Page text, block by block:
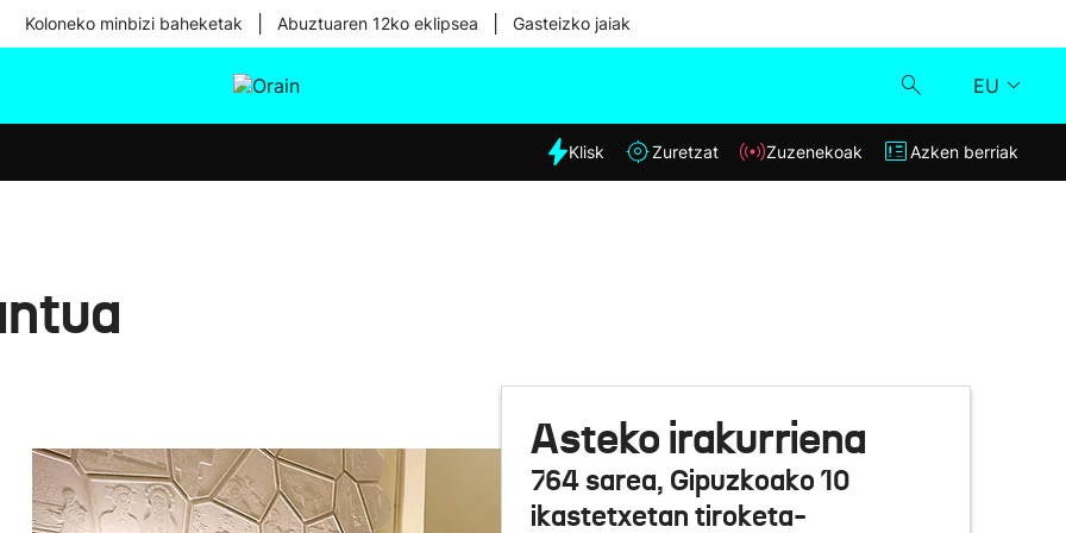
Koloneko minbizi baheketak Abuztuaren 12ko eklipsea Gasteizko jaiak
EU
Eguraldia
Klisk
Azken berriak
Klisk Zuretzat Zuzenekoak Azken berriak
Asteko irakurriena
764 sarea, Gipuzkoako 10
ikastetxetan tiroketa-